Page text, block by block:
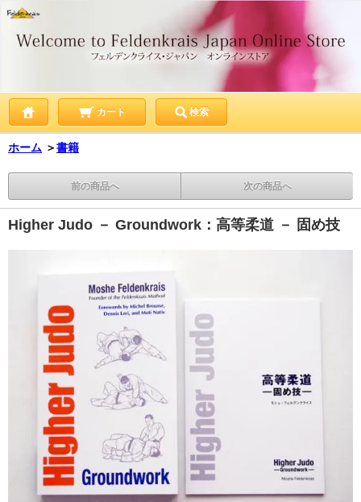
カート 検索
ホーム ＞書籍
前の商品へ 次の商品へ
Higher Judo － Groundwork：高等柔道 － 固め技